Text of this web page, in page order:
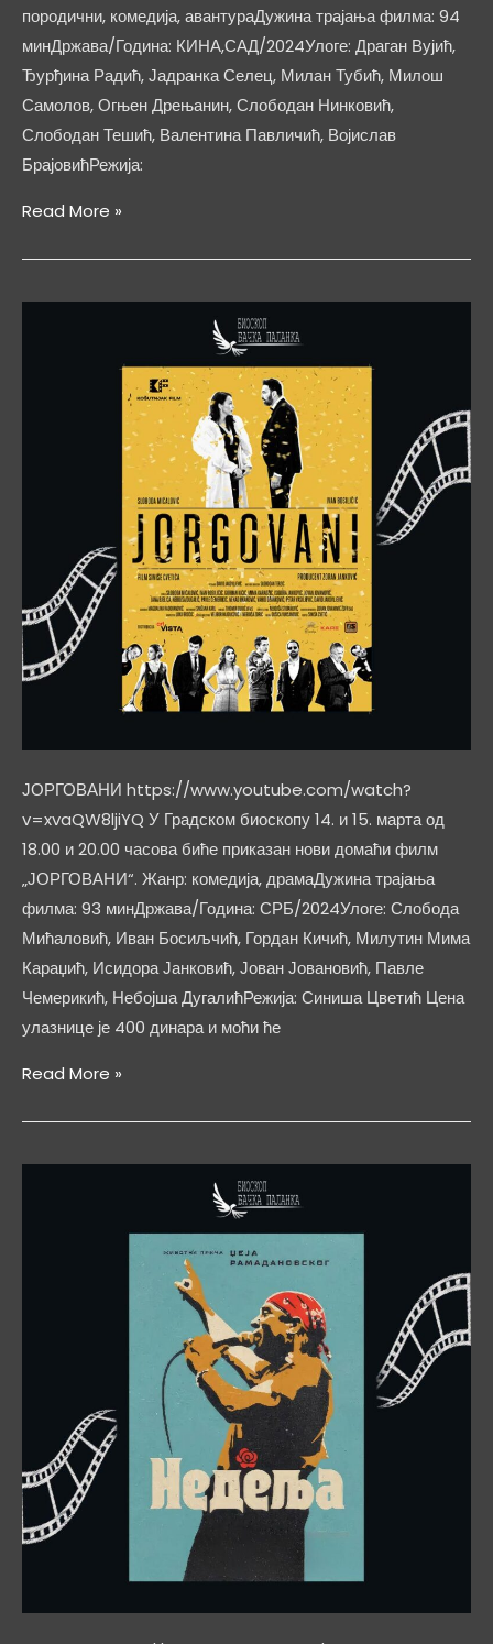
породични, комедија, авантураДужина трајања филма: 94
минДржава/Година: КИНА,САД/2024Улоге: Драган Вујић,
Ђурђина Радић, Јадранка Селец, Милан Тубић, Милош
Самолов, Огњен Дрењанин, Слободан Нинковић,
Слободан Тешић, Валентина Павличић, Војислав
БрајовићРежија:
КУНГ
4
Read More »
ЈОРГОВАНИ https://www.youtube.com/watch?
v=xvaQW8ljiYQ У Градском биоскопу 14. и 15. марта од
18.00 и 20.00 часова биће приказан нови домаћи филм
„ЈОРГОВАНИ“. Жанр: комедија, драмаДужина трајања
филма: 93 минДржава/Година: СРБ/2024Улоге: Слобода
Мићаловић, Иван Босиљчић, Гордан Кичић, Милутин Мима
Караџић, Исидора Јанковић, Јован Јовановић, Павле
Чемерикић, Небојша ДугалићРежија: Синиша Цветић Цена
улазнице је 400 динара и моћи ће
ЈОРГОВАНИ
Read More »